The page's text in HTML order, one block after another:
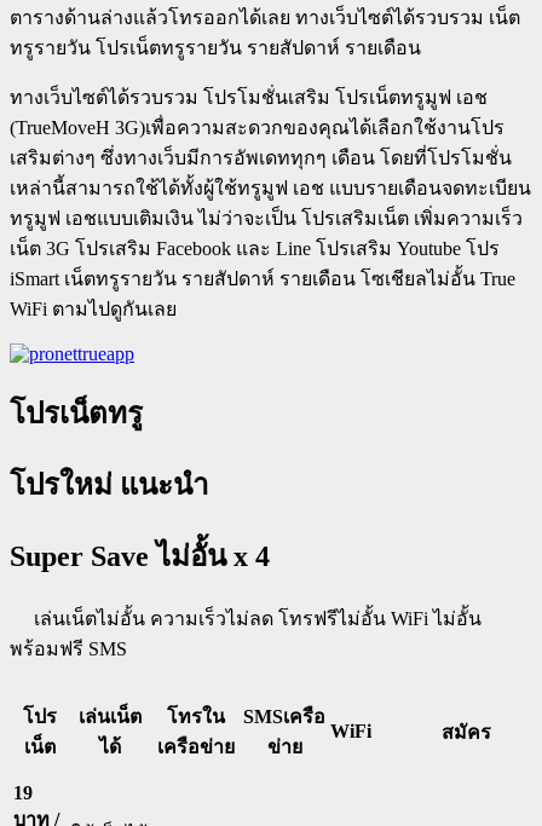
ตารางด้านล่างแล้วโทรออกได้เลย ทางเว็บไซต์ได้รวบรวม เน็ต
ทรูรายวัน โปรเน็ตทรูรายวัน รายสัปดาห์ รายเดือน
ทางเว็บไซต์ได้รวบรวม โปรโมชั่นเสริม โปรเน็ตทรูมูฟ เอช
(TrueMoveH 3G)เพื่อความสะดวกของคุณได้เลือกใช้งานโปร
เสริมต่างๆ ซึ่งทางเว็บมีการอัพเดททุกๆ เดือน โดยที่โปรโมชั่น
เหล่านี้สามารถใช้ได้ทั้งผู้ใช้ทรูมูฟ เอช แบบรายเดือนจดทะเบียน
ทรูมูฟ เอชแบบเติมเงิน ไม่ว่าจะเป็น โปรเสริมเน็ต เพิ่มความเร็ว
เน็ต 3G โปรเสริม Facebook และ Line โปรเสริม Youtube โปร
iSmart เน็ตทรูรายวัน รายสัปดาห์ รายเดือน โซเชียลไม่อั้น True
WiFi ตามไปดูกันเลย
โปรเน็ตทรู
โปรใหม่ แนะนำ
Super Save ไม่อั้น x 4
เล่นเน็ตไม่อั้น ความเร็วไม่ลด โทรฟรีไม่อั้น WiFi ไม่อั้น
พร้อมฟรี SMS
โปร
เน็ต
เล่นเน็ต
ได้
โทรใน
เครือข่าย
SMSเครือ
ข่าย
WiFi สมัคร
19
บาท /